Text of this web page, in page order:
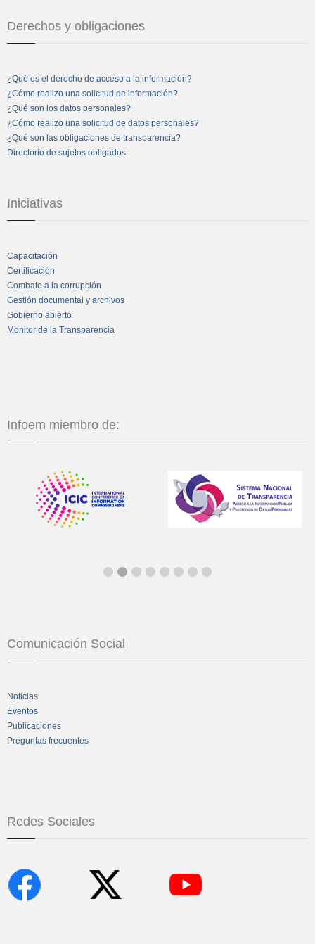
Derechos y obligaciones
¿Qué es el derecho de acceso a la información?
¿Cómo realizo una solicitud de información?
¿Qué son los datos personales?
¿Cómo realizo una solicitud de datos personales?
¿Qué son las obligaciones de transparencia?
Directorio de sujetos obligados
Iniciativas
Capacitación
Certificación
Combate a la corrupción
Gestión documental y archivos
Gobierno abierto
Monitor de la Transparencia
Infoem miembro de:
Comunicación Social
Noticias
Eventos
Publicaciones
Preguntas frecuentes
Redes Sociales